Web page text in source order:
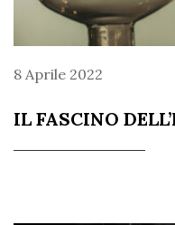
8 Aprile 2022
IL FASCINO